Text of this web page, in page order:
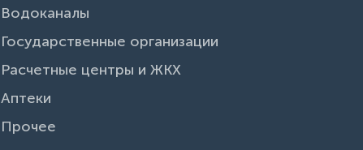
Водоканалы
Государственные организации
Расчетные центры и ЖКХ
Аптеки
Прочее